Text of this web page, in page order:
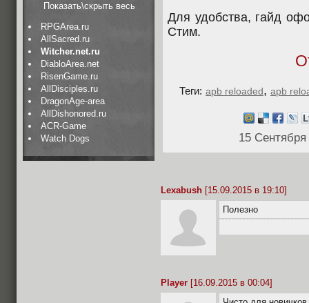
Показать\скрыть весь
RPGArea.ru
AllSacred.ru
Witcher.net.ru
DiabloArea.net
RisenGame.ru
AllDisciples.ru
DragonAge-area
AllDishonored.ru
ACR-Game
Watch Dogs
Для удобства, гайд
Стим.
Теги: apb reloaded, apb
15
Lexabush [15.09.2015 в 19:10]
Полезно
Player [16.09.2015 в 00:04]